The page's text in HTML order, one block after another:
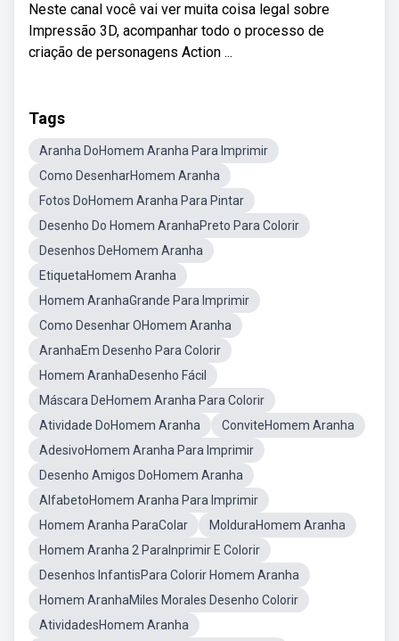
Neste canal você vai ver muita coisa legal sobre
Impressão 3D, acompanhar todo o processo de
criação de personagens Action ...
Tags
Aranha DoHomem Aranha Para Imprimir
Como DesenharHomem Aranha
Fotos DoHomem Aranha Para Pintar
Desenho Do Homem AranhaPreto Para Colorir
Desenhos DeHomem Aranha
EtiquetaHomem Aranha
Homem AranhaGrande Para Imprimir
Como Desenhar OHomem Aranha
AranhaEm Desenho Para Colorir
Homem AranhaDesenho Fácil
Máscara DeHomem Aranha Para Colorir
Atividade DoHomem Aranha
ConviteHomem Aranha
AdesivoHomem Aranha Para Imprimir
Desenho Amigos DoHomem Aranha
AlfabetoHomem Aranha Para Imprimir
Homem Aranha ParaColar
MolduraHomem Aranha
Homem Aranha 2 ParaInprimir E Colorir
Desenhos InfantisPara Colorir Homem Aranha
Homem AranhaMiles Morales Desenho Colorir
AtividadesHomem Aranha